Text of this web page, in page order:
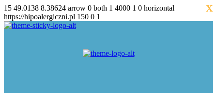
15 49.0138 8.38624 arrow 0 both 1 4000 1 0 horizontal
https://hipoalergiczni.pl 150 0 1
X